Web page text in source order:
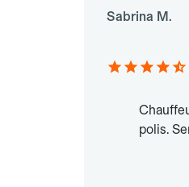
Sabrina M.
polis.